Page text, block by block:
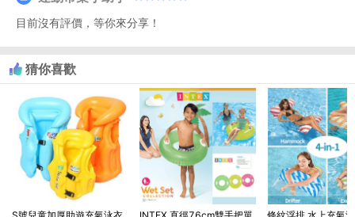
目前沒有評價，等你來分享！
猜你喜歡